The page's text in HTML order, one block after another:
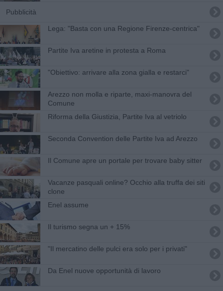
Pubblicità
Lega: "Basta con una Regione Firenze-centrica"
Partite Iva aretine in protesta a Roma
"Obiettivo: arrivare alla zona gialla e restarci"
Arezzo non molla e riparte, maxi-manovra del
Comune
Riforma della Giustizia, Partite Iva al vetriolo
Seconda Convention delle Partite Iva ad Arezzo
Il Comune apre un portale per trovare baby sitter
Vacanze pasquali online? Occhio alla truffa dei siti
clone
Enel assume
Il turismo segna un + 15%
"Il mercatino delle pulci era solo per i privati"
Da Enel nuove opportunità di lavoro